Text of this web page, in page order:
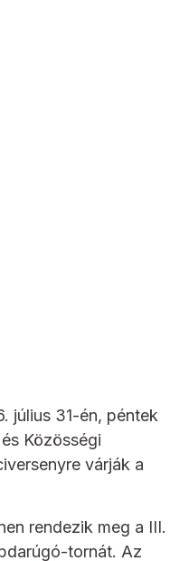
július 31-én, péntek
Közösségi
várják a
rendezik meg a III.
tornát. Az